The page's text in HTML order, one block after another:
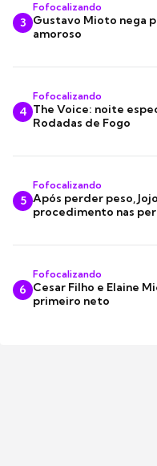
3
Fofocalizando
Gustavo Mioto nega
amoroso
4
Fofocalizando
The Voice: noite
Rodadas de Fogo
5
Fofocalizando
Após perder peso,
procedimento nas
6
Fofocalizando
Cesar Filho e Elaine
primeiro neto